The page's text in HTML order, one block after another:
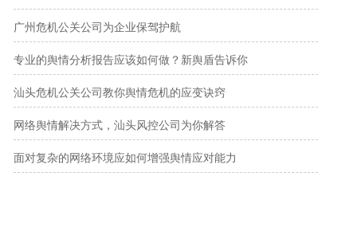
广州危机公关公司为企业保驾护航
专业的舆情分析报告应该如何做？新舆盾告诉你
汕头危机公关公司教你舆情危机的应变诀窍
网络舆情解决方式，汕头风控公司为你解答
面对复杂的网络环境应如何增强舆情应对能力